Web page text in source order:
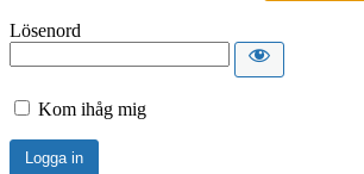
Lösenord
Kom ihåg mig